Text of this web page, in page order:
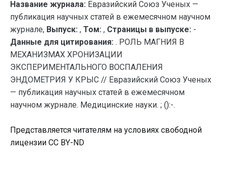
Название журнала: Евразийский Союз Ученых —
публикация научных статей в ежемесячном научном
журнале, Выпуск: , Том: , Страницы в выпуске: -
Данные для цитирования: . РОЛЬ МАГНИЯ В
МЕХАНИЗМАХ ХРОНИЗАЦИИ
ЭКСПЕРИМЕНТАЛЬНОГО ВОСПАЛЕНИЯ
ЭНДОМЕТРИЯ У КРЫС // Евразийский Союз Ученых
— публикация научных статей в ежемесячном
научном журнале. Медицинские науки. ; ():-.
Представляется читателям на условиях свободной
лицензии CC BY-ND